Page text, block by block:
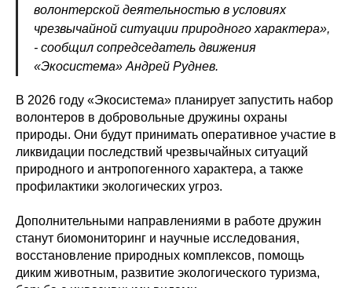
волонтерской деятельностью в условиях
чрезвычайной ситуации природного характера»,
- сообщил сопредседатель движения
«Экосистема» Андрей Руднев.
В 2026 году «Экосистема» планирует запустить набор
волонтеров в добровольные дружины охраны
природы. Они будут принимать оперативное участие в
ликвидации последствий чрезвычайных ситуаций
природного и антропогенного характера, а также
профилактики экологических угроз.
Дополнительными направлениями в работе дружин
станут биомониторинг и научные исследования,
восстановление природных комплексов, помощь
диким животным, развитие экологического туризма,